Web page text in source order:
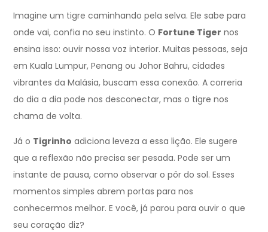
Imagine um tigre caminhando pela selva. Ele sabe para
onde vai, confia no seu instinto. O Fortune Tiger nos
ensina isso: ouvir nossa voz interior. Muitas pessoas, seja
em Kuala Lumpur, Penang ou Johor Bahru, cidades
vibrantes da Malásia, buscam essa conexão. A correria
do dia a dia pode nos desconectar, mas o tigre nos
chama de volta.
Já o Tigrinho adiciona leveza a essa lição. Ele sugere
que a reflexão não precisa ser pesada. Pode ser um
instante de pausa, como observar o pôr do sol. Esses
momentos simples abrem portas para nos
conhecermos melhor. E você, já parou para ouvir o que
seu coração diz?